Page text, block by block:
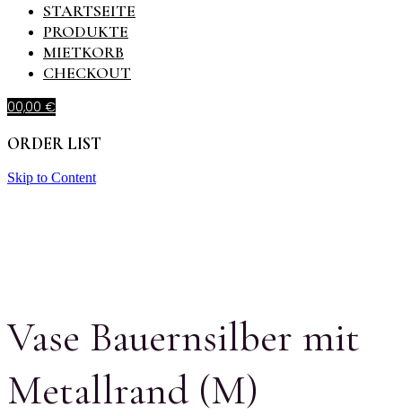
STARTSEITE
PRODUKTE
MIETKORB
CHECKOUT
00,00 €
ORDER LIST
Skip to Content
Vase Bauernsilber mit
Metallrand (M)